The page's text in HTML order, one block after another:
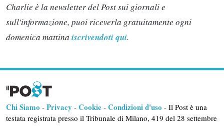
Charlie è la newsletter del Post sui giornali e
sull'informazione, puoi riceverla gratuitamente ogni
domenica mattina iscrivendoti qui.
Chi Siamo - Privacy - Cookie - Condizioni d'uso - Il Post è una
testata registrata presso il Tribunale di Milano, 419 del 28 settembre